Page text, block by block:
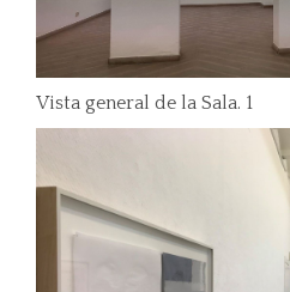
Vista general de la Sala. 1